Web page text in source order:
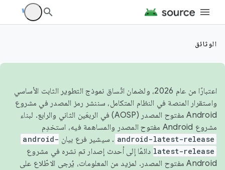
الوثائق
اعتبارًا من عام 2026، ولضمان اتّساق نموذج التطوير الثابت الأساسي
واستقرار المنصة في النظام المتكامل، سننشر رمز المصدر في مشروع
Android مفتوح المصدر (AOSP) في الربعَين الثاني والرابع. لبناء
مشروع Android مفتوح المصدر والمساهمة فيه، استخدِم
android-latest-release . سيشير فرع بيان android-
latest-release دائمًا إلى أحدث إصدار تم نشره في مشروع
Android مفتوح المصدر. لمزيد من المعلومات، يُرجى الاطّلاع على